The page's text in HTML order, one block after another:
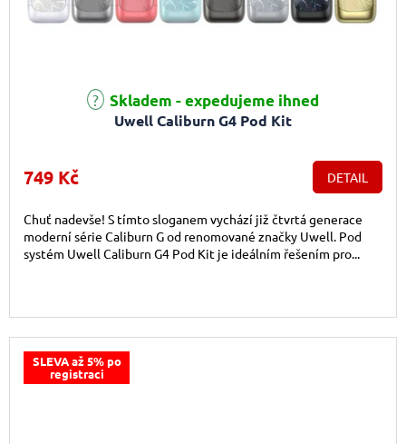
Uwell Caliburn G4 Pod Kit
Průměrné hodnocení produktu je 5,0 z 5 hvězdiček.
Skladem - expedujeme ihned
749 Kč DETAIL
Chuť nadevše! S tímto sloganem vychází již čtvrtá generace
moderní série Caliburn G od renomované značky Uwell. Pod
systém Uwell Caliburn G4 Pod Kit je ideálním řešením pro...
SLEVA až 5% po
registraci